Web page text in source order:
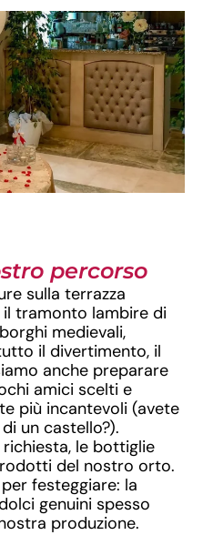
percorso
sulla terrazza
tramonto lambire di
medievali,
il divertimento, il
anche preparare
amici scelti e
più incantevoli (avete
un castello?).
le bottiglie
del nostro orto.
festeggiare: la
genuini spesso
produzione.